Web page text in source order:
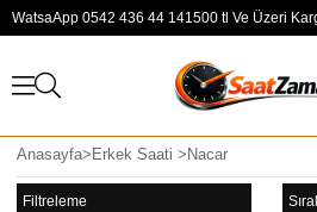
WatsaApp 0542 436 44 141500 tl Ve Üzeri
Anasayfa> Erkek Saati > Nacar
Filtreleme